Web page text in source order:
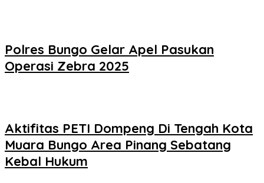
Polres Bungo Gelar Apel Pasukan
Operasi Zebra 2025
Aktifitas PETI Dompeng Di Tengah Kota
Muara Bungo Area Pinang Sebatang
Kebal Hukum